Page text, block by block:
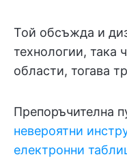
Той обсъжда и
технологии, така
области, тогава
Препоръчителна
невероятни
електронни